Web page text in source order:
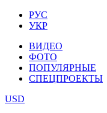
РУС
УКР
ВИДЕО
ФОТО
ПОПУЛЯРНЫЕ
СПЕЦПРОЕКТЫ
USD